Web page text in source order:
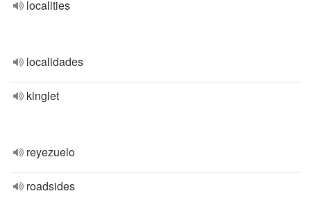
localities
localidades
kinglet
reyezuelo
roadsides